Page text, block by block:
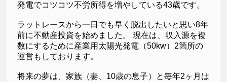
発電でコツコツ不労所得を増やしている43歳です。
ラットレースから一日でも早く脱出したいと思い8年
前に不動産投資を始めました。 現在は、収入源を複
数にするために産業用太陽光発電（50kw）2箇所の
運営もしております。
将来の夢は、家族（妻、10歳の息子）と毎年2ヶ月は